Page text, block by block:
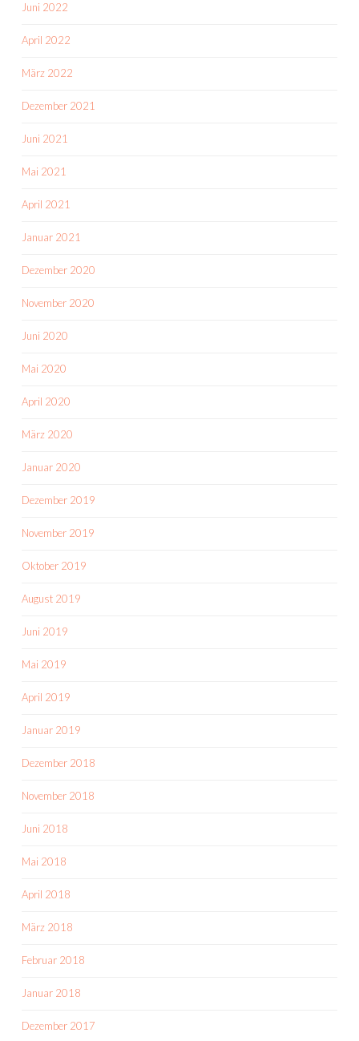
Juni 2022
April 2022
März 2022
Dezember 2021
Juni 2021
Mai 2021
April 2021
Januar 2021
Dezember 2020
November 2020
Juni 2020
Mai 2020
April 2020
März 2020
Januar 2020
Dezember 2019
November 2019
Oktober 2019
August 2019
Juni 2019
Mai 2019
April 2019
Januar 2019
Dezember 2018
November 2018
Juni 2018
Mai 2018
April 2018
März 2018
Februar 2018
Januar 2018
Dezember 2017